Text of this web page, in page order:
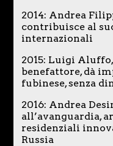
2014: Andrea
contribuisce al
internazionali
2015: Luigi
benefattore, dà
fubinese, senza
2016: Andrea
all’avanguardia,
residenziali
Russia